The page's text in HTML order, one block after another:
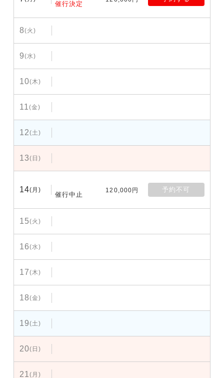
催行決定
8(火)
9(水)
10(木)
11(金)
12(土)
13(日)
14(月)
催行中止
120,000円 予約不可
15(火)
16(水)
17(木)
18(金)
19(土)
20(日)
21(月)